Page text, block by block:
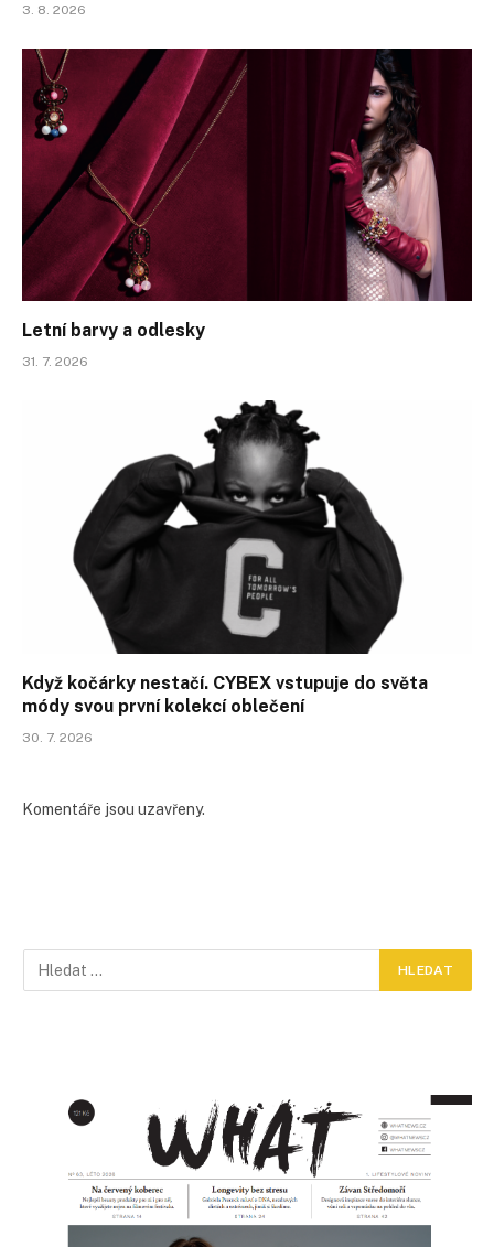
3. 8. 2026
Letní barvy a odlesky
31. 7. 2026
Když kočárky nestačí. CYBEX vstupuje do světa
módy svou první kolekcí oblečení
30. 7. 2026
Komentáře jsou uzavřeny.